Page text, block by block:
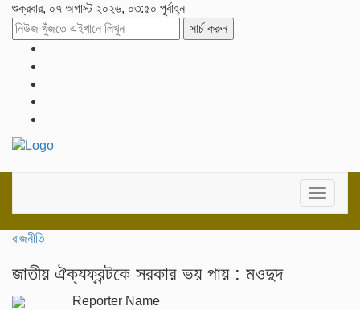
শুক্রবার, ০৭ অগাস্ট ২০২৬, ০৩:৫০ পূর্বাহ্ন
সার্চ করুন
Toggle
রাজনীতি
জাতীয় ঐক্যফ্রন্টকে সরকার ভয় পায় : মওদুদ
Reporter Name